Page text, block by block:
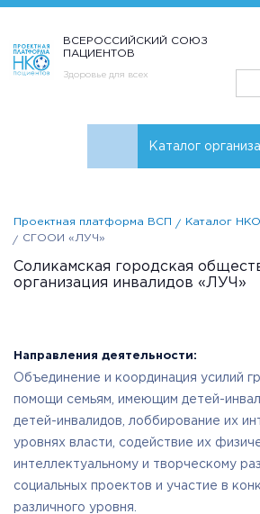
ВСЕРОССИЙСКИЙ СОЮЗ
ПАЦИЕНТОВ
Здоровье для всех
Каталог
Проектная платформа ВСП Каталог НКО
СГООИ «ЛУЧ»
Соликамская городская
организация инвалидов «ЛУЧ»
Направления деятельности:
Объединение и координация усилий
помощи семьям, имеющим детей-
детей-инвалидов, лоббирование их
уровнях власти, содействие их
интеллектуальному и творческому
социальных проектов и участие в
различного уровня.